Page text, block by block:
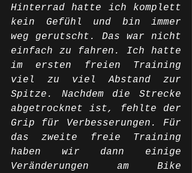
Hinterrad hatte ich komplett
kein Gefühl und bin immer
weg gerutscht. Das war nicht
einfach zu fahren. Ich hatte
im ersten freien Training
viel zu viel Abstand zur
Spitze. Nachdem die Strecke
abgetrocknet ist, fehlte der
Grip für Verbesserungen. Für
das zweite freie Training
haben wir dann einige
Veränderungen am Bike